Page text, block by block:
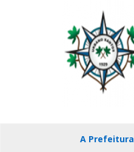
A Prefeitura